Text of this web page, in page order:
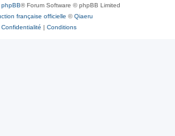
phpBB® Forum Software © phpBB Limited
française officielle ©Qiaeru
Confidentialité | Conditions